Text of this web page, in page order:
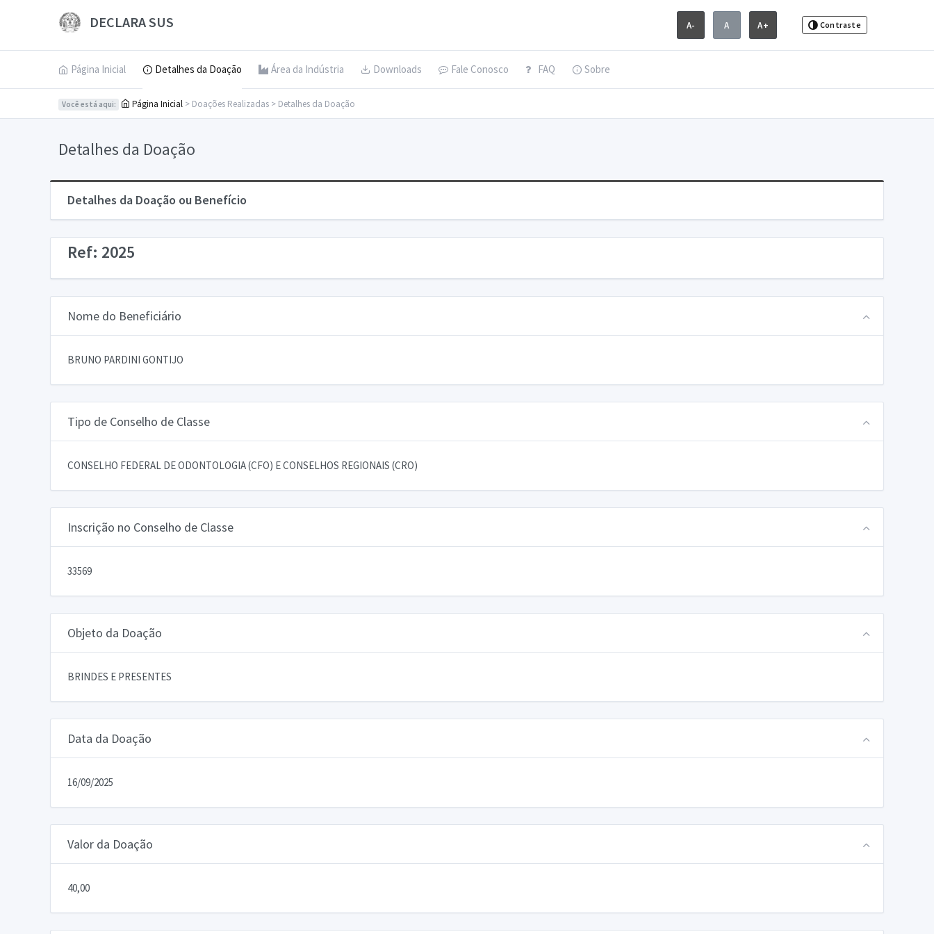
DECLARA SUS A- A A+ Contraste
Página Inicial Detalhes da Doação Área da Indústria Downloads Fale Conosco FAQ Sobre
Você está aqui: Página Inicial > Doações Realizadas > Detalhes da Doação
Detalhes da Doação
Detalhes da Doação ou Benefício
Ref: 2025
Nome do Beneficiário
BRUNO PARDINI GONTIJO
Tipo de Conselho de Classe
CONSELHO FEDERAL DE ODONTOLOGIA (CFO) E CONSELHOS REGIONAIS (CRO)
Inscrição no Conselho de Classe
33569
Objeto da Doação
BRINDES E PRESENTES
Data da Doação
16/09/2025
Valor da Doação
40,00